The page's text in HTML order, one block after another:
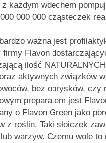
z każdym wdechem
000 000 cząsteczek
ważna jest
firmy Flavon
ilość
aktywnych związków
bez oprysków, czy
preparatem jest
o Flavon Green jako
z roślin. Taki słoiczek
warzyw. Czemu wole